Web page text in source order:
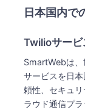
日本国内で
Twilioサービ
SmartWebは
サービスを日
頼性、セキュ
ラウド通信プ